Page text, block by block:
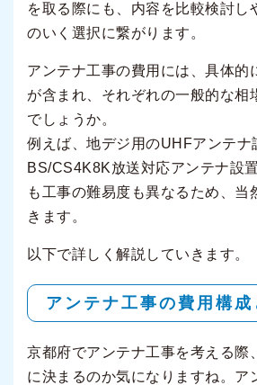
を取る際にも、内容を比較検討し
のいく選択に繋がります。
アンテナ工事の費用には、具体的
が含まれ、それぞれの一般的な相
でしょうか。
例えば、地デジ用のUHFアンテナ
BS/CS4K8K放送対応アンテナ設
も工事の難易度も異なるため、当
きます。
以下で詳しく解説していきます。
アンテナ工事の費用構成
京都府でアンテナ工事を考える際
に決まるのか気になりますね。ア